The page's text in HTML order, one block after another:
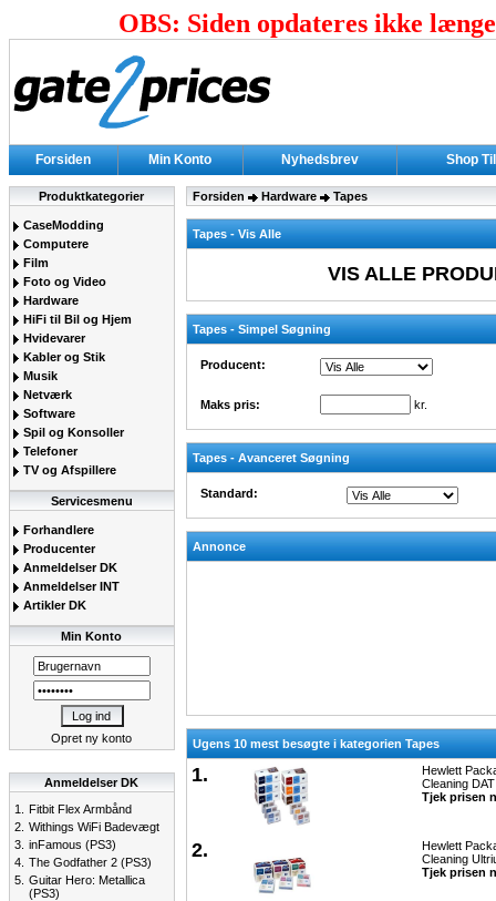
OBS: Siden opdateres ikke
Forsiden Min Konto Nyhedsbrev Shop
Produktkategorier
CaseModding
Computere
Film
Foto og Video
Hardware
HiFi til Bil og Hjem
Hvidevarer
Kabler og Stik
Musik
Netværk
Software
Spil og Konsoller
Telefoner
TV og Afspillere
Servicesmenu
Forhandlere
Producenter
Anmeldelser DK
Anmeldelser INT
Artikler DK
Min Konto
Opret ny konto
Anmeldelser DK
1.
Fitbit Flex Armbånd
2. Withings WiFi Badevægt
3. inFamous (PS3)
4. The Godfather 2 (PS3)
5. Guitar Hero: Metallica
(PS3)
Forsiden Hardware Tapes
Tapes - Vis Alle
VIS ALLE
Tapes - Simpel Søgning
Producent:
Maks pris: kr.
Tapes - Avanceret Søgning
Standard:
Annonce
Ugens 10 mest besøgte i kategorien Tapes
1.
Hewlett
Cleaning
Tjek prisen
2.
Hewlett
Cleaning
Tjek prisen